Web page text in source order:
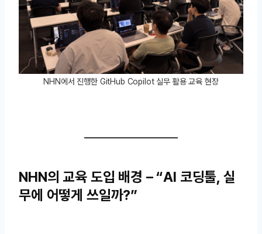
NHN에서 진행한 GitHub Copilot 실무 활용 교육 현장
NHN의 교육 도입 배경 – “AI 코딩툴, 실
무에 어떻게 쓰일까?”